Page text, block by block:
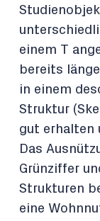
einem T
bereits
in einem
Struktur
gut erhalten
Das
Grünziffer
Strukturen
eine